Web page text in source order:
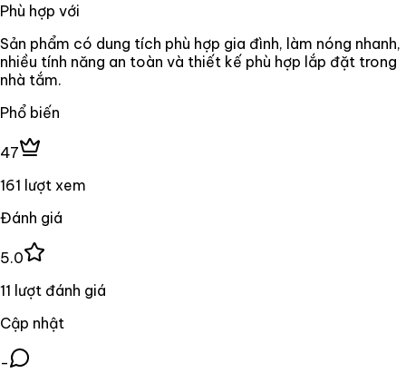
Phù hợp với
Sản phẩm có dung tích phù hợp gia đình, làm nóng nhanh,
nhiều tính năng an toàn và thiết kế phù hợp lắp đặt trong
nhà tắm.
Phổ biến
47
161 lượt xem
Đánh giá
5.0
11 lượt đánh giá
Cập nhật
-